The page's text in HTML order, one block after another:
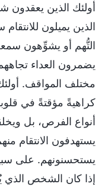
أولئك الذين يعقدون
الذين يميلون
التُّهم أو يشوِّهون
يضمرون العداء
مختلف المواقف. أولئك
كراهيةً مؤقتةً في
أنواع الفرص، بل
يستهدفون الانتقام
يستحسنونهم. على
إذا كان الشخص الذي